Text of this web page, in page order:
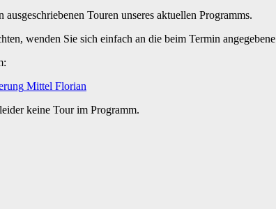
Touren unseres aktuellen Programms.
wenden Sie sich einfach an die beim Termin angegebene
Mittel Florian
keine Tour im Programm.